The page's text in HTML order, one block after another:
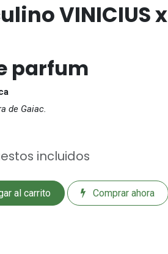
VINICIUS x
parfum
de Gaiac.
incluidos
al carrito Comprar ahora